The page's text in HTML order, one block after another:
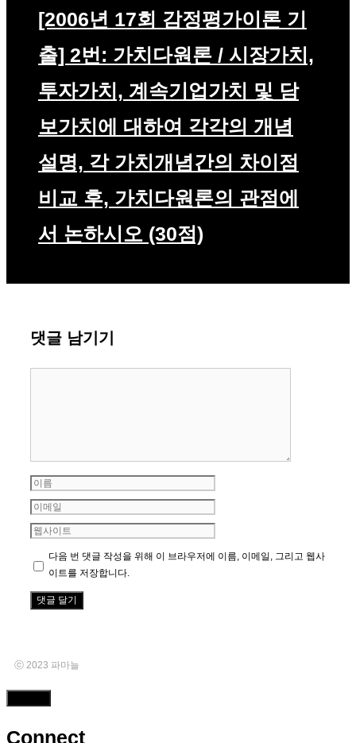
[2006년 17회 감정평가이론 기
출] 2번: 가치다원론 / 시장가치,
투자가치, 계속기업가치 및 담
보가치에 대하여 각각의 개념
설명, 각 가치개념간의 차이점
비교 후, 가치다원론의 관점에
서 논하시오 (30점)
댓글 남기기
이
름
이
메
일
웹
이
다음 번 댓글 작성을 위해 이 브라우저에 이름, 이메일, 그리고 웹사
이트를 저장합니다.
ⓒ 2023 파마늘
Close
Connect